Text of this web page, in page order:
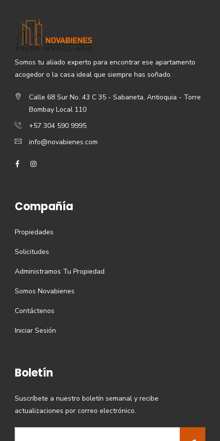
Somos tu aliado experto para encontrar ese apartamento
acogedor o la casa ideal que siempre has soñado.
Calle 68 Sur No. 43 C 35 - Sabaneta, Antioquia - Torre
Bombay Local 110
+57 304 590 9995
info@novabienes.com
Compañía
Propiedades
Solicitudes
Administramos Tu Propiedad
Somos Novabienes
Contáctenos
Iniciar Sesión
Boletín
Suscríbete a nuestro boletín semanal y recibe
actualizaciones por correo electrónico.